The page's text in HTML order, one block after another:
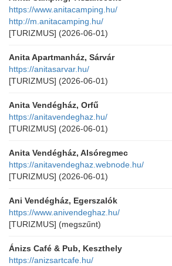
https://www.anitacamping.hu/
http://m.anitacamping.hu/
[TURIZMUS] (2026-06-01)
Anita Apartmanház, Sárvár
https://anitasarvar.hu/
[TURIZMUS] (2026-06-01)
Anita Vendégház, Orfű
https://anitavendeghaz.hu/
[TURIZMUS] (2026-06-01)
Anita Vendégház, Alsóregmec
https://anitavendeghaz.webnode.hu/
[TURIZMUS] (2026-06-01)
Ani Vendégház, Egerszalók
https://www.anivendeghaz.hu/
[TURIZMUS] (megszűnt)
Ánizs Café & Pub, Keszthely
https://anizsartcafe.hu/